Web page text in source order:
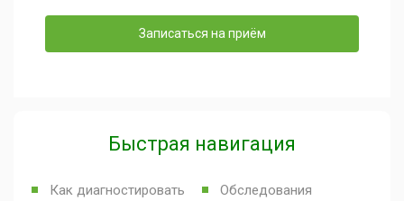
Записаться на приём
Быстрая навигация
Как диагностировать
Обследования